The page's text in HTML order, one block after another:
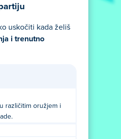
uskočiti kada želiš
i trenutno
različitim oružjem i